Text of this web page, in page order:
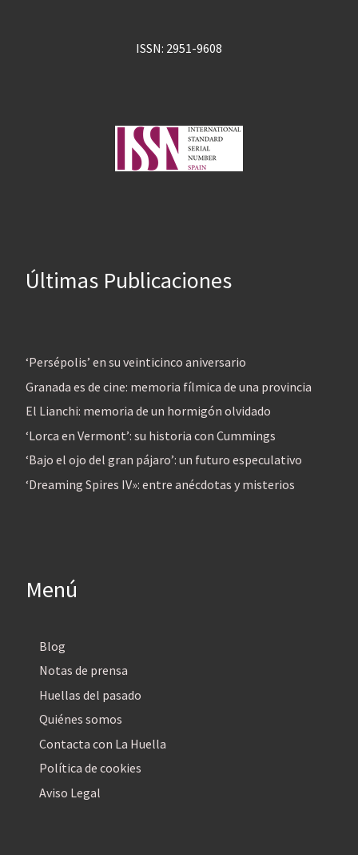
ISSN: 2951-9608
Últimas Publicaciones
‘Persépolis’ en su veinticinco aniversario
Granada es de cine: memoria fílmica de una provincia
El Lianchi: memoria de un hormigón olvidado
‘Lorca en Vermont’: su historia con Cummings
‘Bajo el ojo del gran pájaro’: un futuro especulativo
‘Dreaming Spires IV»: entre anécdotas y misterios
Menú
Blog
Notas de prensa
Huellas del pasado
Quiénes somos
Contacta con La Huella
Política de cookies
Aviso Legal